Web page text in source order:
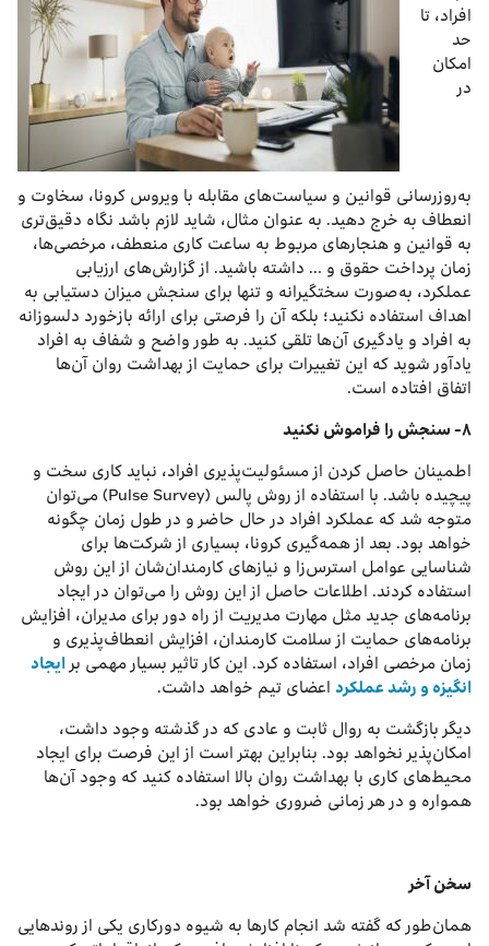
افراد، تا
حد
امکان
در
به‌روزرسانی قوانین و سیاست‌های مقابله با ویروس کرونا، سخاوت و
انعطاف به خرج دهید. به عنوان مثال، شاید لازم باشد نگاه دقیق‌تری
به قوانین و هنجارهای مربوط به ساعت کاری منعطف، مرخصی‌ها،
زمان پرداخت حقوق و … داشته باشید. از گزارش‌های ارزیابی
عملکرد، به‌صورت سختگیرانه و تنها برای سنجش میزان دستیابی به
اهداف استفاده نکنید؛ بلکه آن را فرصتی برای ارائه بازخورد دلسوزانه
به افراد و یادگیری آن‌ها تلقی کنید. به طور واضح و شفاف به افراد
یادآور شوید که این تغییرات برای حمایت از بهداشت روان آن‌ها
اتفاق افتاده است.
۸- سنجش را فراموش نکنید
اطمینان حاصل کردن از مسئولیت‌پذیری افراد، نباید کاری سخت و
پیچیده باشد. با استفاده از روش پالس (Pulse Survey) می‌توان
متوجه شد که عملکرد افراد در حال حاضر و در طول زمان چگونه
خواهد بود. بعد از همه‌گیری کرونا، بسیاری از شرکت‌ها برای
شناسایی عوامل استرس‌زا و نیازهای کارمندان‌شان از این روش
استفاده کردند. اطلاعات حاصل از این روش را می‌توان در ایجاد
برنامه‌های جدید مثل مهارت مدیریت از راه دور برای مدیران، افزایش
برنامه‌های حمایت از سلامت کارمندان، افزایش انعطاف‌پذیری و
زمان مرخصی افراد، استفاده کرد. این کار تاثیر بسیار مهمی بر ایجاد
انگیزه و رشد عملکرد اعضای تیم خواهد داشت.
دیگر بازگشت به روال ثابت و عادی که در گذشته وجود داشت،
امکان‌پذیر نخواهد بود. بنابراین بهتر است از این فرصت برای ایجاد
محیط‌های کاری با بهداشت روان بالا استفاده کنید که وجود آن‌ها
همواره و در هر زمانی ضروری خواهد بود.
سخن آخر
همان‌طور که گفته شد انجام کارها به شیوه دورکاری یکی از روندهایی